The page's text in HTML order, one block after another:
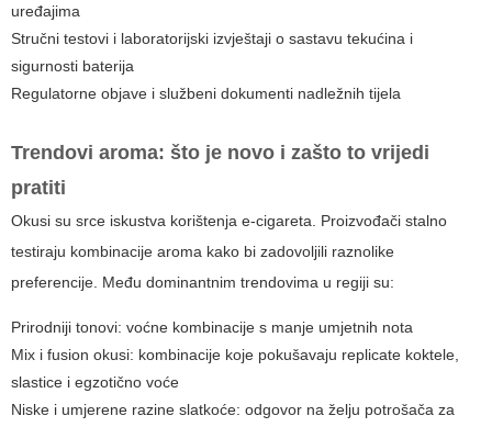
uređajima
Stručni testovi i laboratorijski izvještaji o sastavu tekućina i
sigurnosti baterija
Regulatorne objave i službeni dokumenti nadležnih tijela
Trendovi aroma: što je novo i zašto to vrijedi
pratiti
Okusi su srce iskustva korištenja e-cigareta. Proizvođači stalno
testiraju kombinacije aroma kako bi zadovoljili raznolike
preferencije. Među dominantnim trendovima u regiji su:
Prirodniji tonovi: voćne kombinacije s manje umjetnih nota
Mix i fusion okusi: kombinacije koje pokušavaju replicate koktele,
slastice i egzotično voće
Niske i umjerene razine slatkoće: odgovor na želju potrošača za